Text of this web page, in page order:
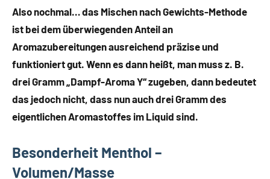
Also nochmal… das Mischen nach Gewichts-Methode
ist bei dem überwiegenden Anteil an
Aromazubereitungen ausreichend präzise und
funktioniert gut. Wenn es dann heißt, man muss z. B.
drei Gramm „Dampf-Aroma Y“ zugeben, dann bedeutet
das jedoch nicht, dass nun auch drei Gramm des
eigentlichen Aromastoffes im Liquid sind.
Besonderheit Menthol –
Volumen/Masse